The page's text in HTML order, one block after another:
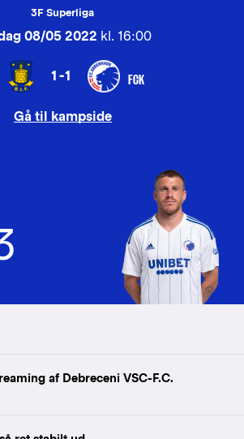
3F Superliga
08/05 2022 kl. 16:00
1-1 FCK
Gå til kampside
af Debreceni VSC-F.C.